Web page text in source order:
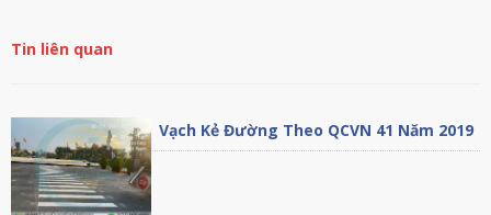
Tin liên quan
Vạch Kẻ Đường Theo QCVN 41 Năm 2019